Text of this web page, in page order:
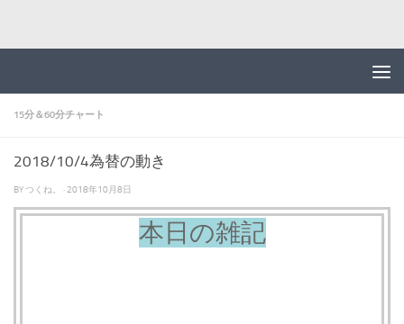
15分＆60分チャート
2018/10/4為替の動き
BYつくね。 · 2018年10月8日
本日の雑記